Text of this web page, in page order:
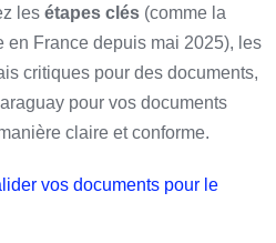
les étapes clés (comme la
en France depuis mai 2025), les
critiques pour des documents,
pour vos documents
claire et conforme.
vos documents pour le